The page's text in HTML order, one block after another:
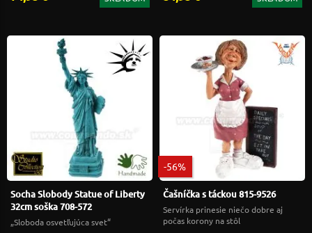
Socha Slobody Statue of Liberty
32cm soška 708-572
„Sloboda osvetľujúca svet“
-56%
Čašníčka s táckou 815-9526
Servírka prinesie niečo dobre aj
počas korony na stôl